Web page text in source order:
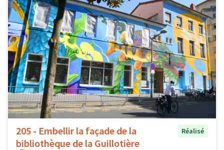
205 - Embellir la façade de la
bibliothèque de la Guillotière
Réalisé